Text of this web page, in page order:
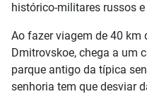
histórico-militares russos
Ao fazer viagem de 40 km
Dmitrovskoe, chega a um
parque antigo da típica
senhoria tem que desviar